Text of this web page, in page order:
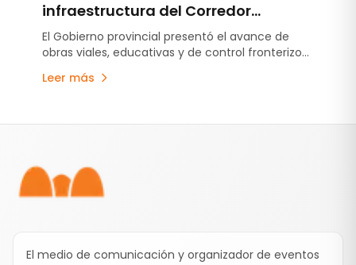
infraestructura del Corredor
Bioceánico y consolida su apuesta
logística para la minería y el
comercio regional
El Gobierno provincial presentó el avance de
obras viales, educativas y de control fronterizo
orientadas a fortalecer el Corredor Bioceánico
de Capricornio.
Leer más
El medio de comunicación y organizador de eventos